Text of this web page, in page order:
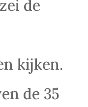
de
kijken.
de 35